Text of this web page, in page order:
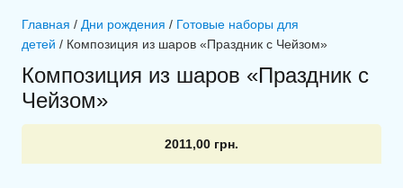
Главная / Дни рождения / Готовые наборы для
детей / Композиция из шаров «Праздник с Чейзом»
Композиция из шаров «Праздник с
Чейзом»
2011,00 грн.